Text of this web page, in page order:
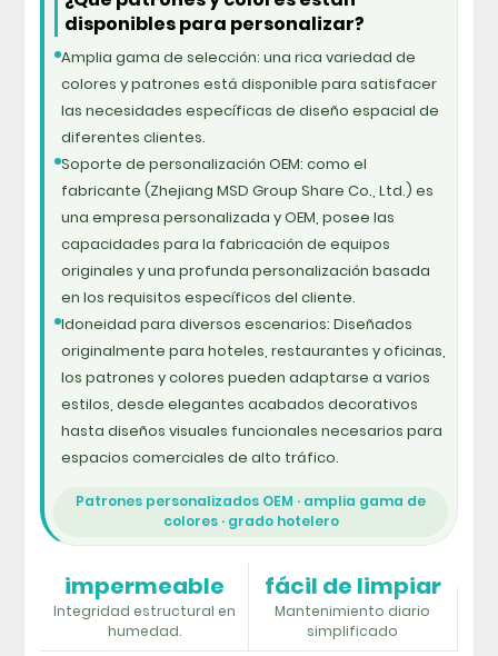
disponibles para personalizar?
Amplia gama de selección: una rica variedad de
colores y patrones está disponible para satisfacer
las necesidades específicas de diseño espacial de
diferentes clientes.
Soporte de personalización OEM: como el
fabricante (Zhejiang MSD Group Share Co., Ltd.) es
una empresa personalizada y OEM, posee las
capacidades para la fabricación de equipos
originales y una profunda personalización basada
en los requisitos específicos del cliente.
Idoneidad para diversos escenarios: Diseñados
originalmente para hoteles, restaurantes y oficinas,
los patrones y colores pueden adaptarse a varios
estilos, desde elegantes acabados decorativos
hasta diseños visuales funcionales necesarios para
espacios comerciales de alto tráfico.
Patrones personalizados OEM · amplia gama de
colores · grado hotelero
impermeable
Integridad estructural en
humedad.
fácil de limpiar
Mantenimiento diario
simplificado